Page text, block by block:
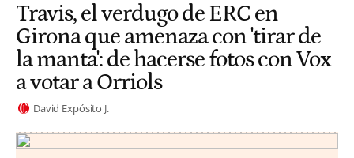
Travis, el verdugo de ERC en
Girona que amenaza con 'tirar de
la manta': de hacerse fotos con Vox
a votar a Orriols
David Expósito J.